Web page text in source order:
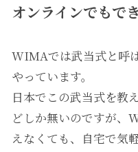
オンラインでもで
WIMAでは武当式と呼ば
やっています。
日本でこの武当式を教
どしか無いのですが、
えなくても、自宅で気